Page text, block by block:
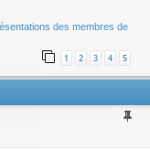
des membres de
1 2 3 4 5